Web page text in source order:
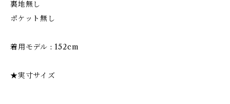
裏地無し
ポケット無し
着用モデル : 152cm
★実寸サイズ